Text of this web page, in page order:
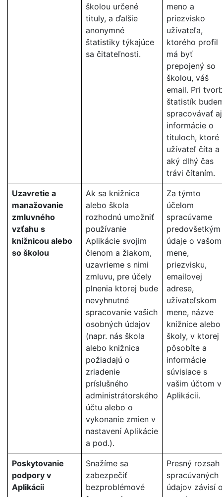
školou určené
tituly, a ďalšie
anonymné
štatistiky týkajúce
sa čitateľnosti.
meno a
priezvisko
užívateľa,
ktorého profil
má byť
prepojený so
školou, váš
email. Pri
štatistík
spracovávať aj
informácie o
tituloch, ktoré
užívateľ číta a
aký dlhý čas
trávi čítaním.
Uzavretie a
manažovanie
zmluvného
vzťahu s
knižnicou alebo
so školou
Ak sa knižnica
alebo škola
rozhodnú umožniť
používanie
Aplikácie svojim
členom a žiakom,
uzavrieme s nimi
zmluvu, pre účely
plnenia ktorej bude
nevyhnutné
spracovanie vašich
osobných údajov
(napr. nás škola
alebo knižnica
požiadajú o
zriadenie
príslušného
administrátorského
účtu alebo o
vykonanie zmien v
nastavení Aplikácie
a pod.).
Za týmto
účelom
spracúvame
predovšetkým
údaje o vašom
mene,
priezvisku,
emailovej
adrese,
užívateľskom
mene, názve
knižnice alebo
školy, v ktorej
pôsobíte a
informácie
súvisiace s
vašim účtom v
Aplikácii.
Poskytovanie
podpory v
Aplikácii
Snažíme sa
zabezpečiť
bezproblémové
Presný rozsah
spracúvaných
údajov závisí